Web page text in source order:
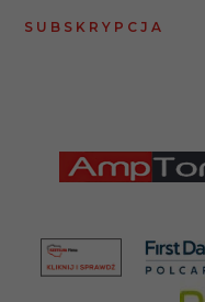
SUBSKRYPCJA